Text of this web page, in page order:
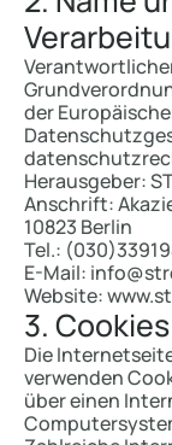
der
Herausgeber:
Anschrift:
10823 Berlin
Tel.:
E-Mail:
Website:
3. Cookies
Die
verwenden
über einen